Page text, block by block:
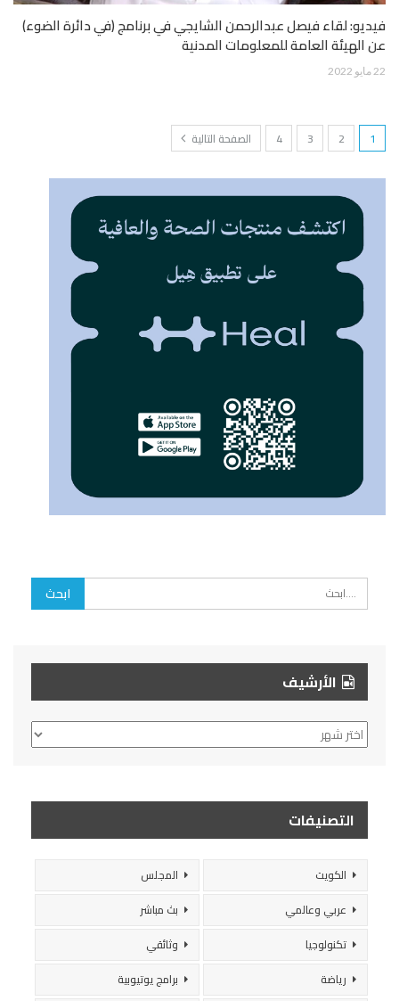
فيديو: لقاء فيصل عبدالرحمن الشايجي في برنامج (في دائرة الضوء)
عن الهيئة العامة للمعلومات المدنية
22 مايو 2022
1
2
3
4 الصفحة التالية
الأرشيف
الأرشيف
التصنيفات
الكويت
المجلس
عربي وعالمي
بث مباشر
تكنولوجيا
وثائقي
رياضة
برامج يوتيوبية